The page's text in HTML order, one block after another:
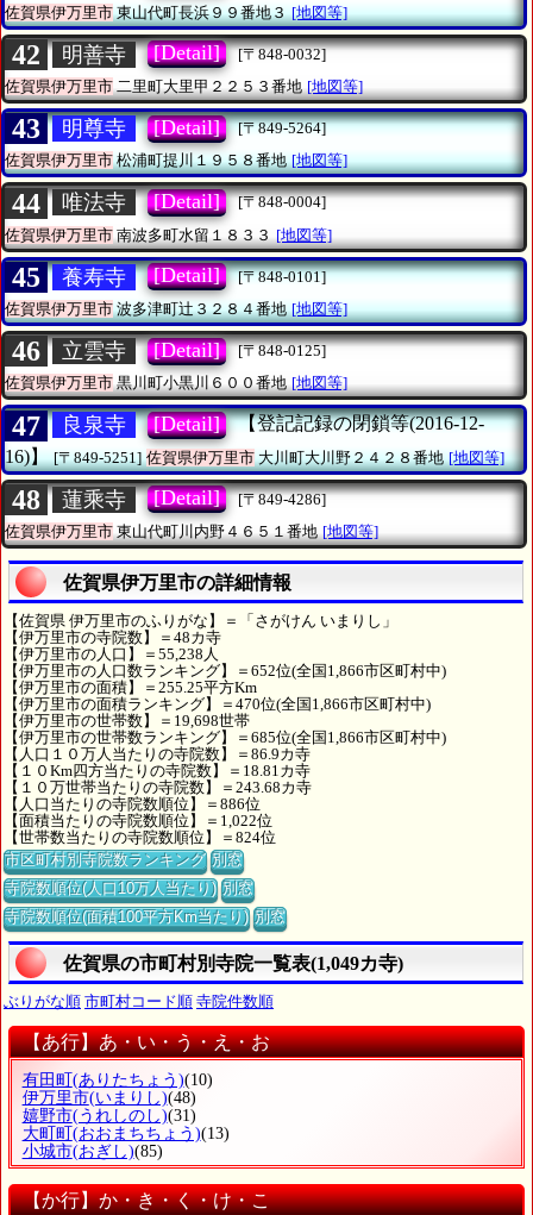
佐賀県伊万里市東山代町長浜９９番地３ [地図等]
42 明善寺 [Detail]
[〒848-0032]
佐賀県伊万里市二里町大里甲２２５３番地 [地図等]
43 明尊寺 [Detail]
[〒849-5264]
佐賀県伊万里市松浦町提川１９５８番地 [地図等]
44 唯法寺 [Detail]
[〒848-0004]
佐賀県伊万里市 南波多町水留１８３３ [地図等]
45 養寿寺 [Detail]
[〒848-0101]
佐賀県伊万里市波多津町辻３２８４番地 [地図等]
46 立雲寺 [Detail]
[〒848-0125]
佐賀県伊万里市黒川町小黒川６００番地 [地図等]
47 良泉寺 [Detail]
【登記記録の閉鎖等(2016-12-
16)】 [〒849-5251] 佐賀県伊万里市大川町大川野２４２８番地 [地図等]
48 蓮乘寺 [Detail]
[〒849-4286]
佐賀県伊万里市東山代町川内野４６５１番地 [地図等]
佐賀県伊万里市の詳細情報
【佐賀県 伊万里市のふりがな】＝「さがけん いまりし」
【伊万里市の寺院数】＝48カ寺
【伊万里市の人口】＝55,238人
【伊万里市の人口数ランキング】＝652位(全国1,866市区町村中)
【伊万里市の面積】＝255.25平方Km
【伊万里市の面積ランキング】＝470位(全国1,866市区町村中)
【伊万里市の世帯数】＝19,698世帯
【伊万里市の世帯数ランキング】＝685位(全国1,866市区町村中)
【人口１０万人当たりの寺院数】＝86.9カ寺
【１０Km四方当たりの寺院数】＝18.81カ寺
【１０万世帯当たりの寺院数】＝243.68カ寺
【人口当たりの寺院数順位】＝886位
【面積当たりの寺院数順位】＝1,022位
【世帯数当たりの寺院数順位】＝824位
市区町村別寺院数ランキング 別窓
寺院数順位(人口10万人当たり) 別窓
寺院数順位(面積100平方Km当たり) 別窓
佐賀県の市町村別寺院一覧表(1,049カ寺)
ぶりがな順 市町村コード順 寺院件数順
【あ行】あ・い・う・え・お
有田町(ありたちょう)(10)
伊万里市(いまりし)(48)
嬉野市(うれしのし)(31)
大町町(おおまちちょう)(13)
小城市(おぎし)(85)
【か行】か・き・く・け・こ